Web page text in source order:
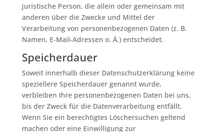
juristische Person, die allein oder gemeinsam mit
anderen über die Zwecke und Mittel der
Verarbeitung von personenbezogenen Daten (z. B.
Namen, E-Mail-Adressen o. Ä.) entscheidet.
Speicherdauer
Soweit innerhalb dieser Datenschutzerklärung keine
speziellere Speicherdauer genannt wurde,
verbleiben Ihre personenbezogenen Daten bei uns,
bis der Zweck für die Datenverarbeitung entfällt.
Wenn Sie ein berechtigtes Löschersuchen geltend
machen oder eine Einwilligung zur